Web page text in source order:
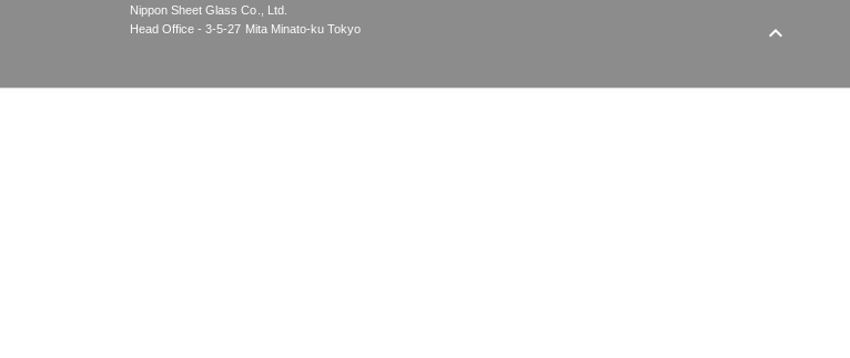
Nippon Sheet Glass Co., Ltd.
Head Office - 3-5-27 Mita Minato-ku Tokyo
